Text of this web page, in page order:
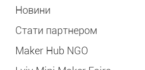
Новини
Стати партнером
Maker Hub NGO